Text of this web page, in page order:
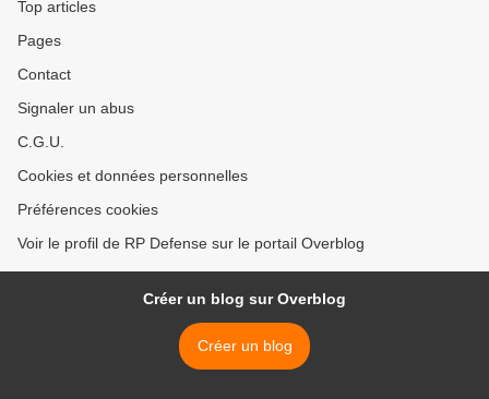
Top articles
Pages
Contact
Signaler un abus
C.G.U.
Cookies et données personnelles
Préférences cookies
Voir le profil de RP Defense sur le portail Overblog
Créer un blog sur Overblog
Créer un blog